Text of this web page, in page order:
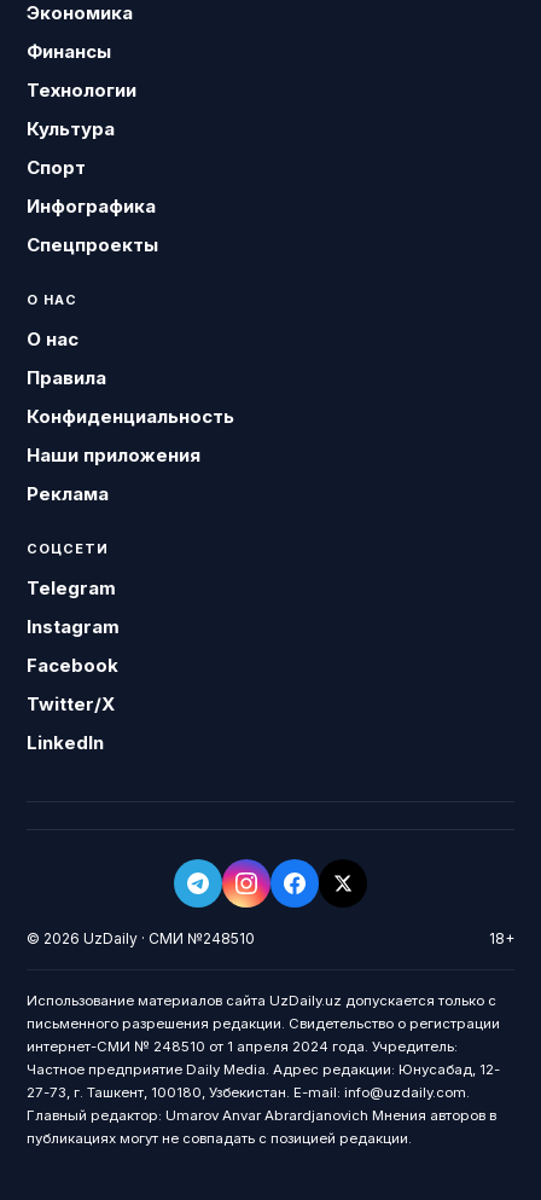
Экономика
Финансы
Технологии
Культура
Спорт
Инфографика
Спецпроекты
О НАС
О нас
Правила
Конфиденциальность
Наши приложения
Реклама
СОЦСЕТИ
Telegram
Instagram
Facebook
Twitter/X
LinkedIn
© 2026 UzDaily · СМИ №248510 18+
Использование материалов сайта UzDaily.uz допускается только с
письменного разрешения редакции. Свидетельство о регистрации
интернет-СМИ № 248510 от 1 апреля 2024 года. Учредитель:
Частное предприятие Daily Media. Адрес редакции: Юнусабад, 12-
27-73, г. Ташкент, 100180, Узбекистан. E-mail: info@uzdaily.com.
Главный редактор: Umarov Anvar Abrardjanovich Мнения авторов в
публикациях могут не совпадать с позицией редакции.